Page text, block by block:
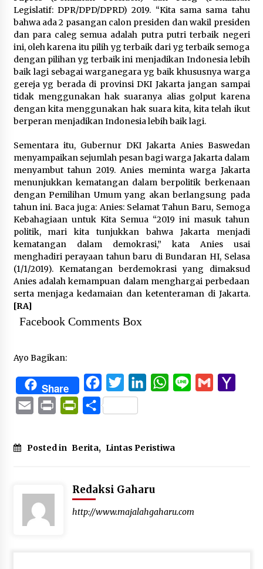
Legislatif: DPR/DPD/DPRD) 2019. “Kita sama sama tahu
bahwa ada 2 pasangan calon presiden dan wakil presiden
dan para caleg semua adalah putra putri terbaik negeri
ini, oleh karena itu pilih yg terbaik dari yg terbaik semoga
dengan pilihan yg terbaik ini menjadikan Indonesia lebih
baik lagi sebagai warganegara yg baik khususnya warga
gereja yg berada di provinsi DKI Jakarta jangan sampai
tidak menggunakan hak suaranya alias golput karena
dengan kita menggunakan hak suara kita, kita telah ikut
berperan menjadikan Indonesia lebih baik lagi.
Sementara itu, Gubernur DKI Jakarta Anies Baswedan
menyampaikan sejumlah pesan bagi warga Jakarta dalam
menyambut tahun 2019. Anies meminta warga Jakarta
menunjukkan kematangan dalam berpolitik berkenaan
dengan Pemilihan Umum yang akan berlangsung pada
tahun ini. Baca juga: Anies: Selamat Tahun Baru, Semoga
Kebahagiaan untuk Kita Semua “2019 ini masuk tahun
politik, mari kita tunjukkan bahwa Jakarta menjadi
kematangan dalam demokrasi,” kata Anies usai
menghadiri perayaan tahun baru di Bundaran HI, Selasa
(1/1/2019). Kematangan berdemokrasi yang dimaksud
Anies adalah kemampuan dalam menghargai perbedaan
serta menjaga kedamaian dan ketenteraman di Jakarta.
[RA]
Facebook Comments Box
Ayo Bagikan:
Share FacebookTwitterLinkedInWhatsApp
Line Gmail
Email Print PrintFriendly
Share
Posted in Berita, Lintas Peristiwa
Redaksi Gaharu
http://www.majalahgaharu.com